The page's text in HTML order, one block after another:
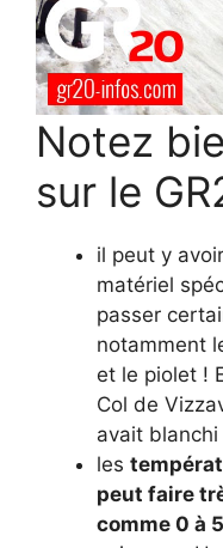
Notez
sur le
il peut y avoir
matériel
passer
notamment
et le piolet !
Col de
avait blanchi
les
peut faire
comme 0 à